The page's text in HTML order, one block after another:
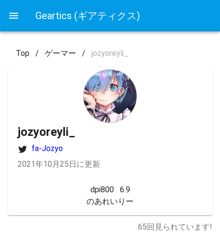
Geartics (ギアティクス)
Top / ゲーマー / jozyoreyli_
jozyoreyli_
fa-Jozyo
2021年10月25日に更新
dpi800   6.9
のあれいりー
65回見られています!